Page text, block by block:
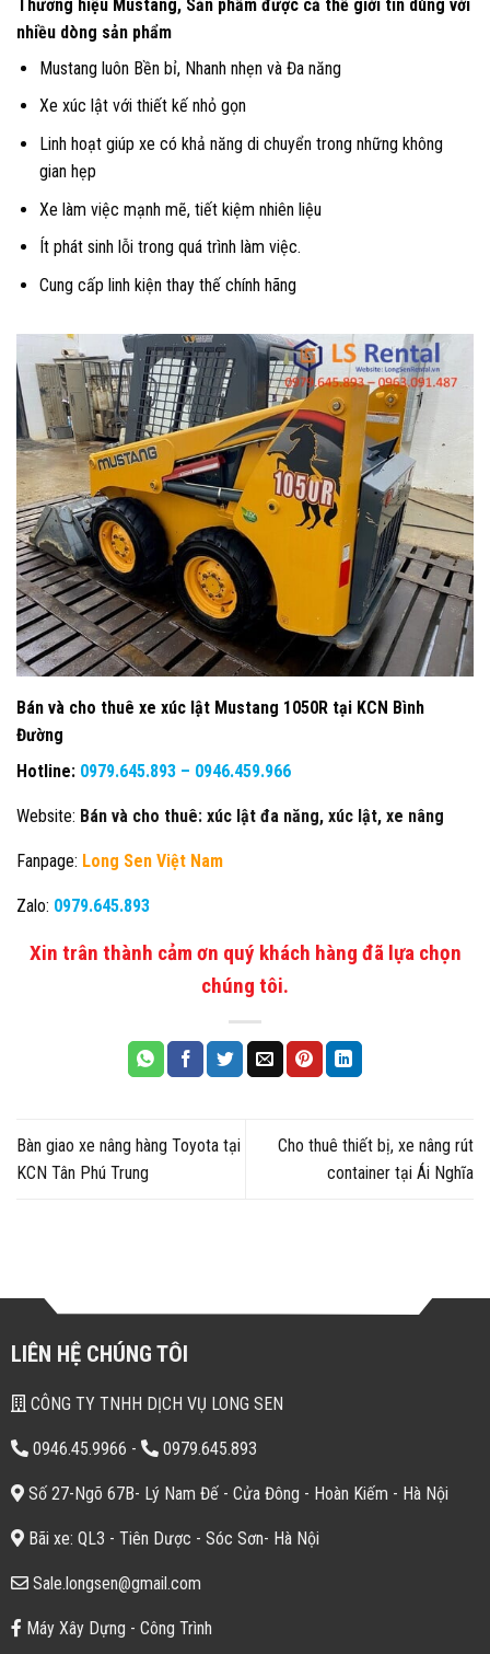
Thương hiệu Mustang, Sản phẩm được cả thế giới tin dùng với
nhiều dòng sản phẩm
Mustang luôn Bền bỉ, Nhanh nhẹn và Đa năng
Xe xúc lật với thiết kế nhỏ gọn
Linh hoạt giúp xe có khả năng di chuyển trong những không
gian hẹp
Xe làm việc mạnh mẽ, tiết kiệm nhiên liệu
Ít phát sinh lỗi trong quá trình làm việc.
Cung cấp linh kiện thay thế chính hãng
Bán và cho thuê xe xúc lật Mustang 1050R tại KCN Bình
Đường
Hotline: 0979.645.893 – 0946.459.966
Website: Bán và cho thuê: xúc lật đa năng, xúc lật, xe nâng
Fanpage: Long Sen Việt Nam
Zalo: 0979.645.893
Xin trân thành cảm ơn quý khách hàng đã lựa chọn
chúng tôi.
Bàn giao xe nâng hàng Toyota tại
KCN Tân Phú Trung
Cho thuê thiết bị, xe nâng rút
container tại Ái Nghĩa
LIÊN HỆ CHÚNG TÔI
CÔNG TY TNHH DỊCH VỤ LONG SEN
0946.45.9966 - 0979.645.893
Số 27-Ngõ 67B- Lý Nam Đế - Cửa Đông - Hoàn Kiếm - Hà Nội
Bãi xe: QL3 - Tiên Dược - Sóc Sơn- Hà Nội
Sale.longsen@gmail.com
Máy Xây Dựng - Công Trình